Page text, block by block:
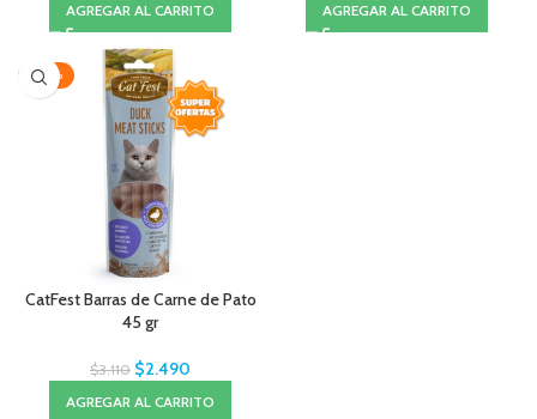
AGREGAR AL CARRITO AGREGAR AL CARRITO
-20%
CatFest Barras de Carne de Pato
45 gr
$3.110 $2.490
AGREGAR AL CARRITO